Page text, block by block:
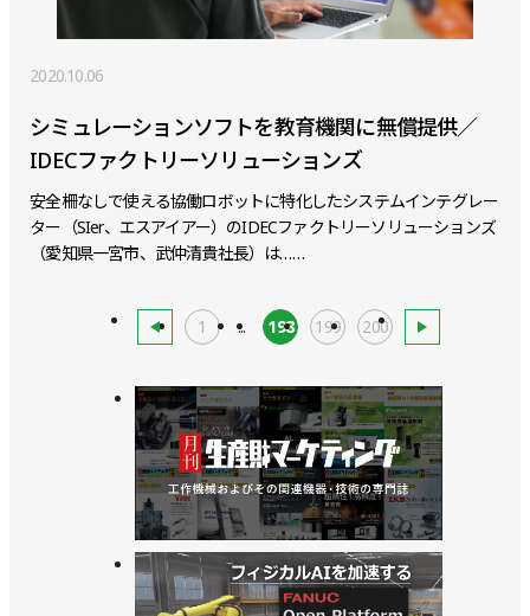
2020.10.06
シミュレーションソフトを教育機関に無償提供／
IDECファクトリーソリューションズ
安全柵なしで使える協働ロボットに特化したシステムインテグレー
ター（SIer、エスアイアー）のIDECファクトリーソリューションズ
（愛知県一宮市、武仲清貴社長）は……
1 ... 198 199 200